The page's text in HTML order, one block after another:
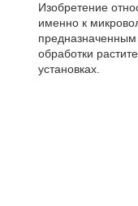
Изобретение
именно к
предназначенным
обработки
установках.